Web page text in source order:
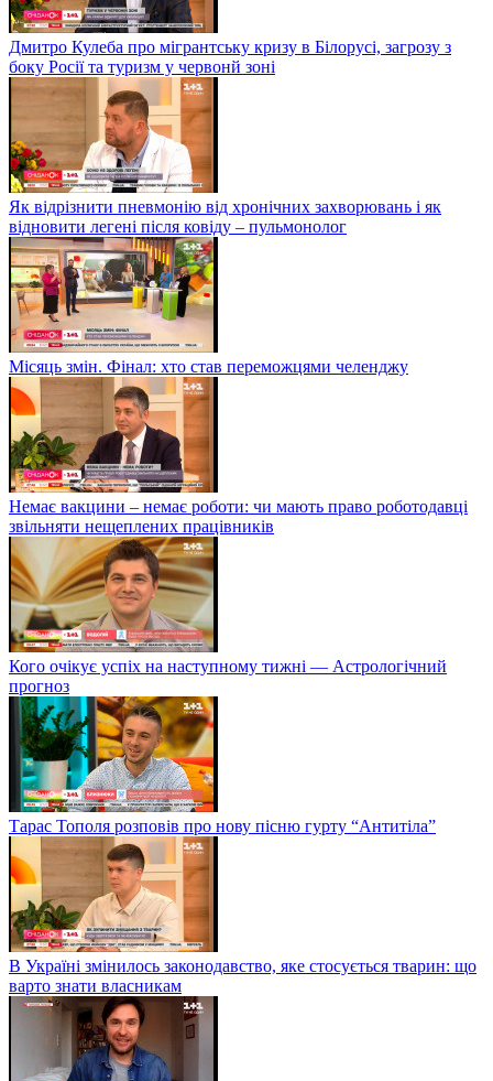
Дмитро Кулеба про мігрантську кризу в Білорусі, загрозу з
боку Росії та туризм у червонй зоні
Як відрізнити пневмонію від хронічних захворювань і як
відновити легені після ковіду – пульмонолог
Місяць змін. Фінал: хто став переможцями челенджу
Немає вакцини – немає роботи: чи мають право роботодавці
звільняти нещеплених працівників
Кого очікує успіх на наступному тижні — Астрологічний
прогноз
Тарас Тополя розповів про нову пісню гурту “Антитіла”
В Україні змінилось законодавство, яке стосується тварин: що
варто знати власникам